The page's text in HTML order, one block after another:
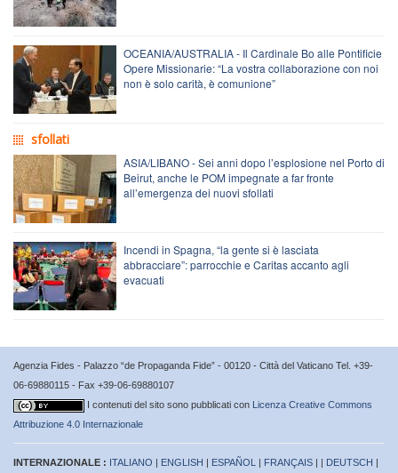
OCEANIA/AUSTRALIA - Il Cardinale Bo alle Pontificie
Opere Missionarie: “La vostra collaborazione con noi
non è solo carità, è comunione”
sfollati
ASIA/LIBANO - Sei anni dopo l’esplosione nel Porto di
Beirut, anche le POM impegnate a far fronte
all’emergenza dei nuovi sfollati
Incendi in Spagna, “la gente si è lasciata
abbracciare”: parrocchie e Caritas accanto agli
evacuati
Agenzia Fides - Palazzo “de Propaganda Fide” - 00120 - Città del Vaticano Tel. +39-
06-69880115 - Fax +39-06-69880107
I contenuti del sito sono pubblicati con Licenza Creative Commons
Attribuzione 4.0 Internazionale
INTERNAZIONALE : ITALIANO | ENGLISH | ESPAÑOL | FRANÇAIS | | DEUTSCH |